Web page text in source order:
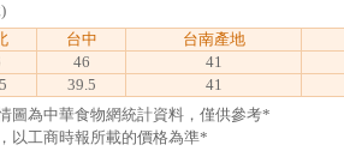
台中 台南產地
46
41
39.5
41
圖為中華食物網統計資料，僅供參考*
以工商時報所載的價格為準*